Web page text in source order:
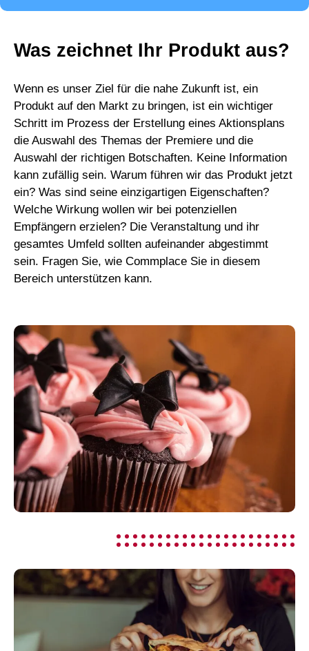
Was zeichnet Ihr Produkt aus?
Wenn es unser Ziel für die nahe Zukunft ist, ein
Produkt auf den Markt zu bringen, ist ein wichtiger
Schritt im Prozess der Erstellung eines Aktionsplans
die Auswahl des Themas der Premiere und die
Auswahl der richtigen Botschaften. Keine Information
kann zufällig sein. Warum führen wir das Produkt jetzt
ein? Was sind seine einzigartigen Eigenschaften?
Welche Wirkung wollen wir bei potenziellen
Empfängern erzielen? Die Veranstaltung und ihr
gesamtes Umfeld sollten aufeinander abgestimmt
sein. Fragen Sie, wie Commplace Sie in diesem
Bereich unterstützen kann.